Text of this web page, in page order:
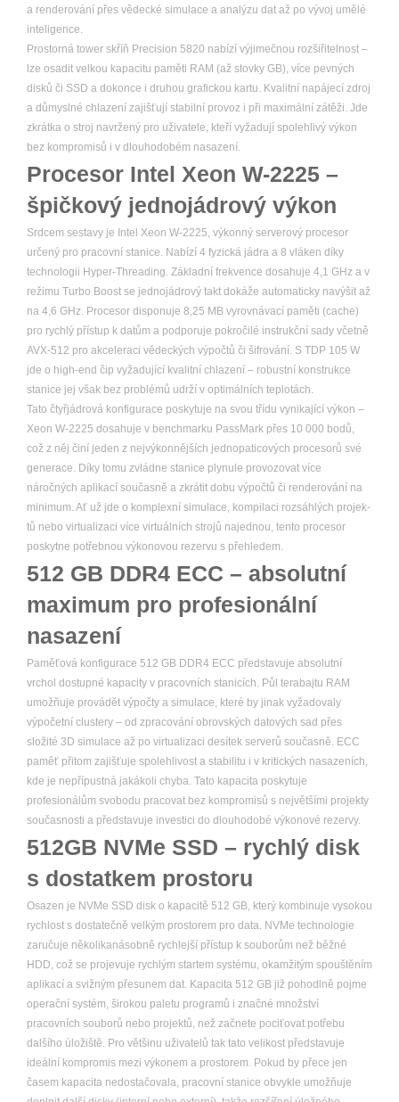
a renderování přes vědecké simulace a analýzu dat až po vývoj umělé
inteligence.
Prostorná tower skříň Precision 5820 nabízí výjimečnou rozšiřitelnost –
lze osadit velkou kapacitu paměti RAM (až stovky GB), více pevných
disků či SSD a dokonce i druhou grafickou kartu. Kvalitní napájecí zdroj
a důmyslné chlazení zajišťují stabilní provoz i při maximální zátěži. Jde
zkrátka o stroj navržený pro uživatele, kteří vyžadují spolehlivý výkon
bez kompromisů i v dlouhodobém nasazení.
Procesor Intel Xeon W-2225 –
špičkový jednojádrový výkon
Srdcem sestavy je Intel Xeon W-2225, výkonný serverový procesor
určený pro pracovní stanice. Nabízí 4 fyzická jádra a 8 vláken díky
technologii Hyper-Threading. Základní frekvence dosahuje 4,1 GHz a v
režimu Turbo Boost se jednojádrový takt dokáže automaticky navýšit až
na 4,6 GHz. Procesor disponuje 8,25 MB vyrovnávací paměti (cache)
pro rychlý přístup k datům a podporuje pokročilé instrukční sady včetně
AVX-512 pro akceleraci vědeckých výpočtů či šifrování. S TDP 105 W
jde o high-end čip vyžadující kvalitní chlazení – robustní konstrukce
stanice jej však bez problémů udrží v optimálních teplotách.
Tato čtyřjádrová konfigurace poskytuje na svou třídu vynikající výkon –
Xeon W-2225 dosahuje v benchmarku PassMark přes 10 000 bodů,
což z něj činí jeden z nejvýkonnějších jednopaticových procesorů své
generace. Díky tomu zvládne stanice plynule provozovat více
náročných aplikací současně a zkrátit dobu výpočtů či renderování na
minimum. Ať už jde o komplexní simulace, kompilaci rozsáhlých projek­
tů nebo virtualizaci více virtuálních strojů najednou, tento procesor
poskytne potřebnou výkonovou rezervu s přehledem.
512 GB DDR4 ECC – absolutní
maximum pro profesionální
nasazení
Paměťová konfigurace 512 GB DDR4 ECC představuje absolutní
vrchol dostupné kapacity v pracovních stanicích. Půl terabajtu RAM
umožňuje provádět výpočty a simulace, které by jinak vyžadovaly
výpočetní clustery – od zpracování obrovských datových sad přes
složité 3D simulace až po virtualizaci desítek serverů současně. ECC
paměť přitom zajišťuje spolehlivost a stabilitu i v kritických nasazeních,
kde je nepřípustná jakákoli chyba. Tato kapacita poskytuje
profesionálům svobodu pracovat bez kompromisů s největšími projekty
současnosti a představuje investici do dlouhodobé výkonové rezervy.
512GB NVMe SSD – rychlý disk
s dostatkem prostoru
Osazen je NVMe SSD disk o kapacitě 512 GB, který kombinuje vysokou
rychlost s dostatečně velkým prostorem pro data. NVMe technologie
zaručuje několikanásobně rychlejší přístup k souborům než běžné
HDD, což se projevuje rychlým startem systému, okamžitým spouštěním
aplikací a svižným přesunem dat. Kapacita 512 GB již pohodlně pojme
operační systém, širokou paletu programů i značné množství
pracovních souborů nebo projektů, než začnete pociťovat potřebu
dalšího úložiště. Pro většinu uživatelů tak tato velikost představuje
ideální kompromis mezi výkonem a prostorem. Pokud by přece jen
časem kapacita nedostačovala, pracovní stanice obvykle umožňuje